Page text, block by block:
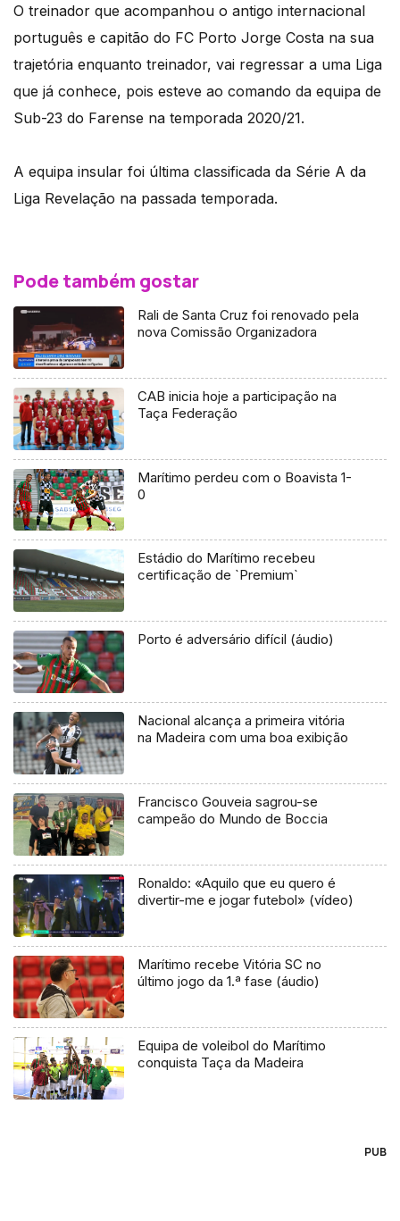
O treinador que acompanhou o antigo internacional
português e capitão do FC Porto Jorge Costa na sua
trajetória enquanto treinador, vai regressar a uma Liga
que já conhece, pois esteve ao comando da equipa de
Sub-23 do Farense na temporada 2020/21.
A equipa insular foi última classificada da Série A da
Liga Revelação na passada temporada.
Pode também gostar
Rali de Santa Cruz foi renovado pela
nova Comissão Organizadora
CAB inicia hoje a participação na
Taça Federação
Marítimo perdeu com o Boavista 1-
0
Estádio do Marítimo recebeu
certificação de `Premium`
Porto é adversário difícil (áudio)
Nacional alcança a primeira vitória
na Madeira com uma boa exibição
Francisco Gouveia sagrou-se
campeão do Mundo de Boccia
Ronaldo: «Aquilo que eu quero é
divertir-me e jogar futebol» (vídeo)
Marítimo recebe Vitória SC no
último jogo da 1.ª fase (áudio)
Equipa de voleibol do Marítimo
conquista Taça da Madeira
PUB